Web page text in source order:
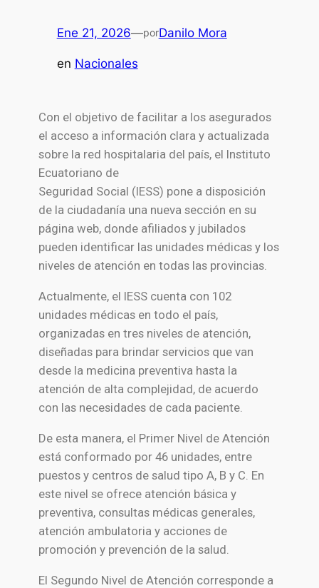
Ene 21, 2026—porDanilo Mora
en Nacionales
Con el objetivo de facilitar a los asegurados
el acceso a información clara y actualizada
sobre la red hospitalaria del país, el Instituto
Ecuatoriano de
Seguridad Social (IESS) pone a disposición
de la ciudadanía una nueva sección en su
página web, donde afiliados y jubilados
pueden identificar las unidades médicas y los
niveles de atención en todas las provincias.
Actualmente, el IESS cuenta con 102
unidades médicas en todo el país,
organizadas en tres niveles de atención,
diseñadas para brindar servicios que van
desde la medicina preventiva hasta la
atención de alta complejidad, de acuerdo
con las necesidades de cada paciente.
De esta manera, el Primer Nivel de Atención
está conformado por 46 unidades, entre
puestos y centros de salud tipo A, B y C. En
este nivel se ofrece atención básica y
preventiva, consultas médicas generales,
atención ambulatoria y acciones de
promoción y prevención de la salud.
El Segundo Nivel de Atención corresponde a